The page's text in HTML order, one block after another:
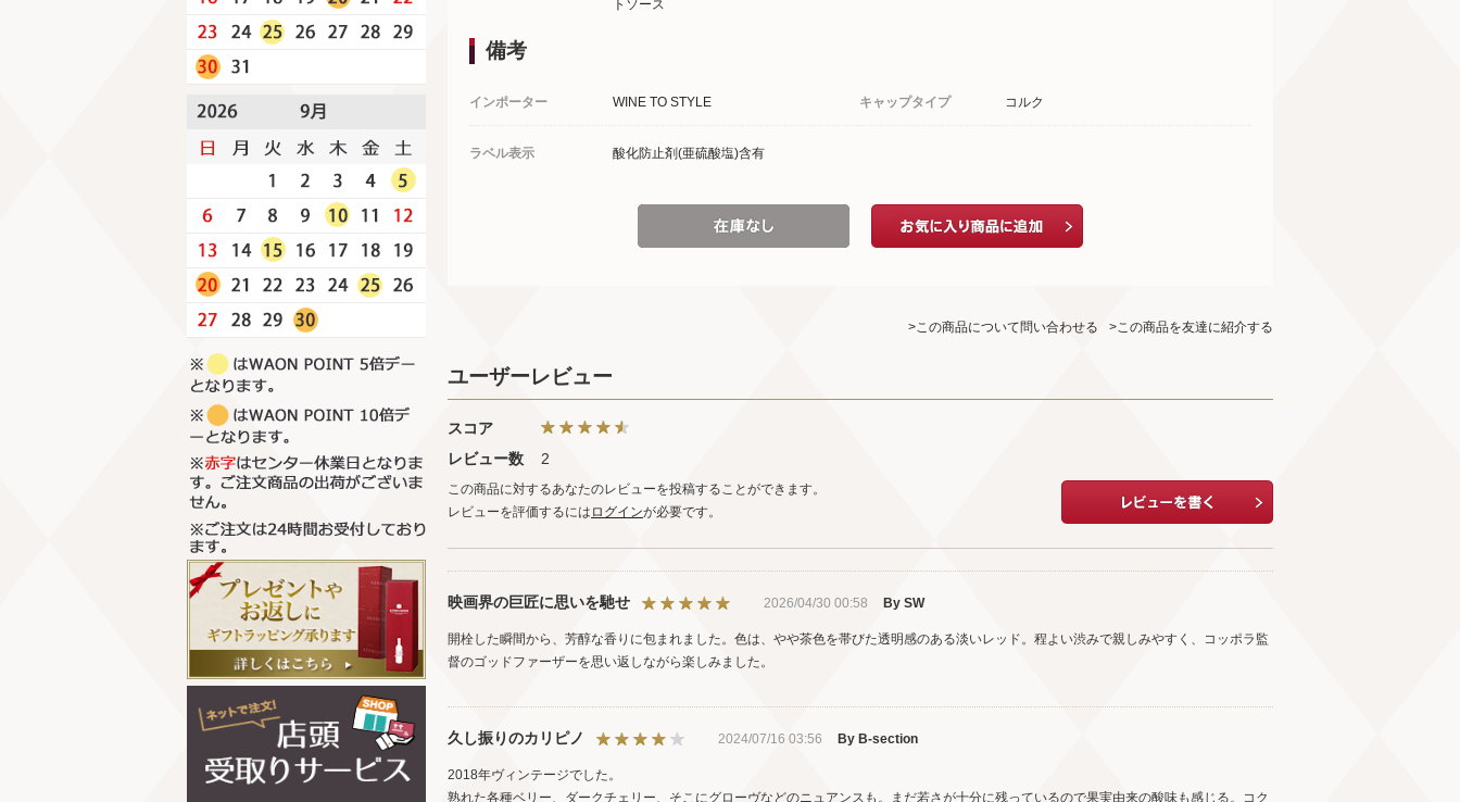
トソース
備考
インポーター WINE TO STYLE キャップタイプ コルク
ラベル表示 酸化防止剤(亜硫酸塩)含有
>この商品について問い合わせる >この商品を友達に紹介する
ユーザーレビュー
スコア
レビュー数
2
この商品に対するあなたのレビューを投稿することができます。
レビューを評価するには ログインが必要です。
映画界の巨匠に思いを馳せ 2026/04/30 00:58 By SW
開栓した瞬間から、芳醇な香りに包まれました。色は、やや茶色を帯びた透明感のある淡いレッド。程よい渋みで親しみやすく、コッポラ監
督のゴッドファーザーを思い返しながら楽しみました。
久し振りのカリピノ 2024/07/16 03:56 By B-section
2018年ヴィンテージでした。
熟れた各種ベリー、ダークチェリー、そこにグローヴなどのニュアンスも。まだ若さが十分に残っているので果実由来の酸味も感じる。コク